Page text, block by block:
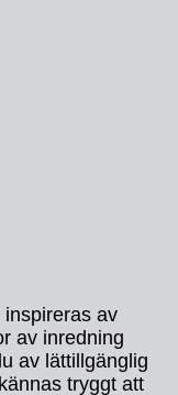
av
av inredning
av lättillgänglig
tryggt att